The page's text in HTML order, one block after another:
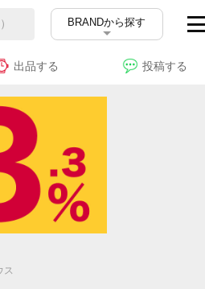
BRANDから探す
出品する 投稿する
ス